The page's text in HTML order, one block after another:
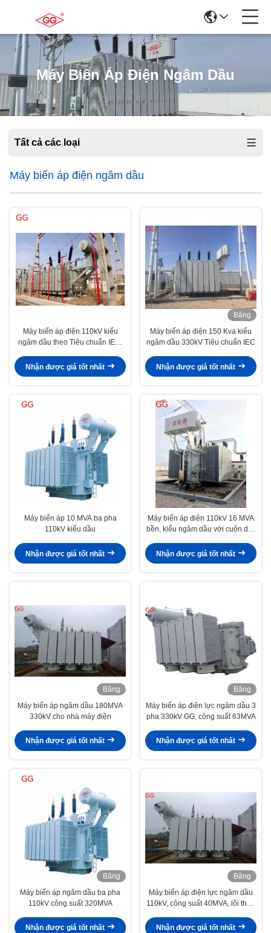
Máy Biến Áp Điện Ngâm Dầu
Tất cả các loại
Máy biến áp điện ngâm dầu
Máy biến áp điện 110kV kiểu
ngâm dầu theo Tiêu chuẩn IEC,
Nhận được giá tốt nhất
Băng
hình
Máy biến áp điện 150 Kva kiểu
ngâm dầu 330kV Tiêu chuẩn IEC
Nhận được giá tốt nhất
Máy biến áp 10 MVA ba pha
110kV kiểu dầu
Nhận được giá tốt nhất
Máy biến áp điện 110kV 16 MVA
bền, kiểu ngâm dầu với cuộn dây
Nhận được giá tốt nhất
Băng
hình
Máy biến áp ngâm dầu 180MVA
330kV cho nhà máy điện
Nhận được giá tốt nhất
Băng
hình
Máy biến áp điện lực ngâm dầu 3
pha 330kV GG, công suất 63MVA
Nhận được giá tốt nhất
Băng
hình
Máy biến áp ngâm dầu ba pha
110kV công suất 320MVA
Nhận được giá tốt nhất
Băng
hình
Máy biến áp điện lực ngâm dầu
110kV, công suất 40MVA, lõi thép
Nhận được giá tốt nhất